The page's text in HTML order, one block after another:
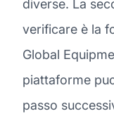
diverse. La
verificare è la
Global
piattaforme
passo